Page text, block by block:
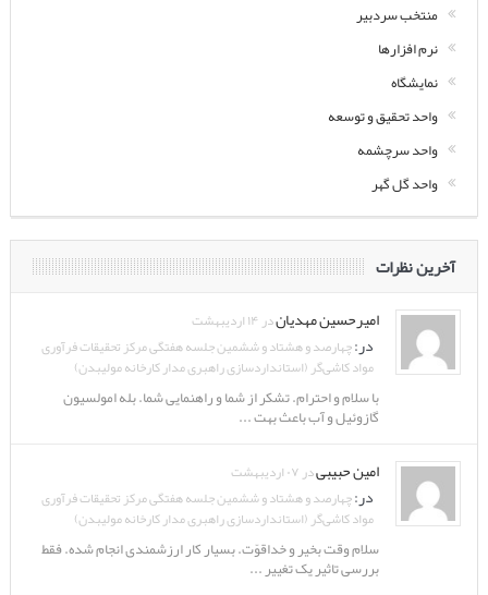
منتخب سردبیر
نرم افزارها
نمایشگاه
واحد تحقیق و توسعه
واحد سرچشمه
واحد گل گهر
آخرین نظرات
امیرحسین مهدیاندر ۱۴ اردیبهشت
در:چهارصد و هشتاد و ششمین جلسه هفتگی مرکز تحقیقات فرآوری
مواد کاشی‌گر (استانداردسازی راهبری مدار کارخانه مولیبدن)
با سلام و احترام. تشکر از شما و راهنمایی شما. بله امولسیون
گازوئیل و آب باعث بهت ...
امین حبیبیدر ۰۷ اردیبهشت
در:چهارصد و هشتاد و ششمین جلسه هفتگی مرکز تحقیقات فرآوری
مواد کاشی‌گر (استانداردسازی راهبری مدار کارخانه مولیبدن)
سلام وقت بخیر و خداقوّت. بسیار کار ارزشمندی انجام شده. فقط
بررسی تاثیر یک تغییر ...